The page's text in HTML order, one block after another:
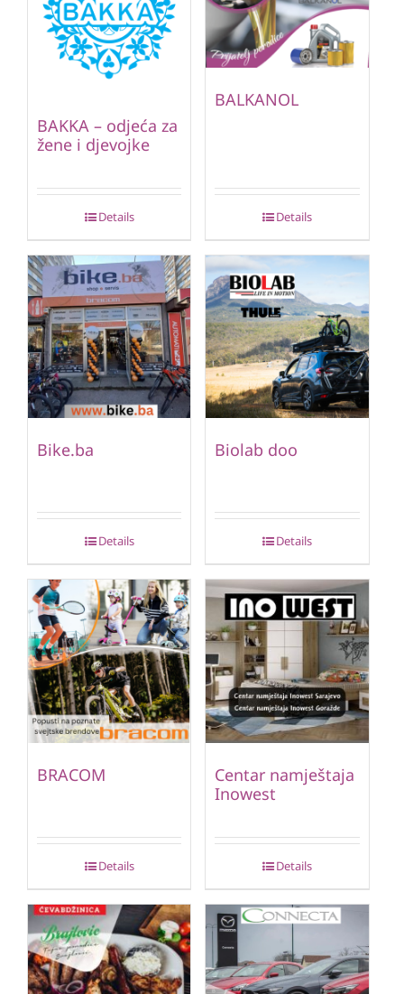
BAKKA – odjeća za
žene i djevojke
Details
BALKANOL
Details
Bike.ba
Details
Biolab doo
Details
BRACOM
Details
Centar namještaja
Inowest
Details